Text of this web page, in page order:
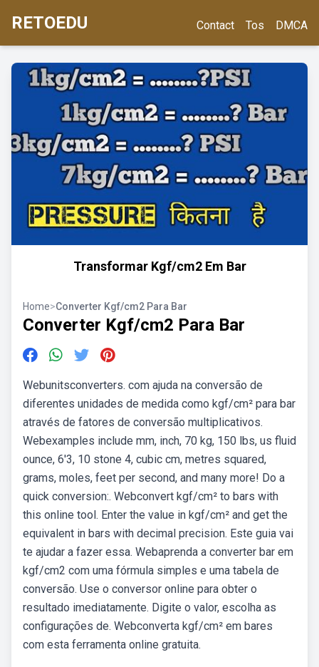
RETOEDU Contact Tos DMCA
Transformar Kgf/cm2 Em Bar
Home>Converter Kgf/cm2 Para Bar
Converter Kgf/cm2 Para Bar
Webunitsconverters. com ajuda na conversão de
diferentes unidades de medida como kgf/cm² para bar
através de fatores de conversão multiplicativos.
Webexamples include mm, inch, 70 kg, 150 lbs, us fluid
ounce, 6'3, 10 stone 4, cubic cm, metres squared,
grams, moles, feet per second, and many more! Do a
quick conversion:. Webconvert kgf/cm² to bars with
this online tool. Enter the value in kgf/cm² and get the
equivalent in bars with decimal precision. Este guia vai
te ajudar a fazer essa. Webaprenda a converter bar em
kgf/cm2 com uma fórmula simples e uma tabela de
conversão. Use o conversor online para obter o
resultado imediatamente. Digite o valor, escolha as
configurações de. Webconverta kgf/cm² em bares
com esta ferramenta online gratuita.